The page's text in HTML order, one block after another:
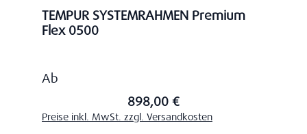
TEMPUR SYSTEMRAHMEN Premium
Flex 0500
Regulärer Preis:
Ab
898,00 €
Preise inkl. MwSt. zzgl. Versandkosten